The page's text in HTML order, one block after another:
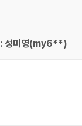
: 성미영(my6**)